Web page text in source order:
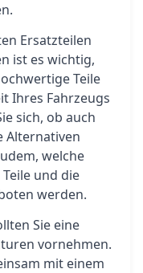
Ersatzteilen
ist es wichtig,
Teile
Ihres Fahrzeugs
sich, ob auch
Alternativen
welche
und die
werden.
Sie eine
vornehmen.
mit einem